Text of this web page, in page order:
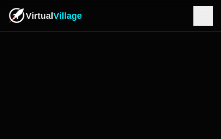
VirtualVillage